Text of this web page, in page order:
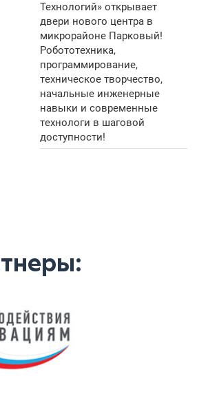
Технологий» открывает
двери нового центра в
микрорайоне Парковый!
Робототехника,
программирование,
техническое творчество,
начальные инженерные
навыки и современные
технологи в шаговой
доступности!